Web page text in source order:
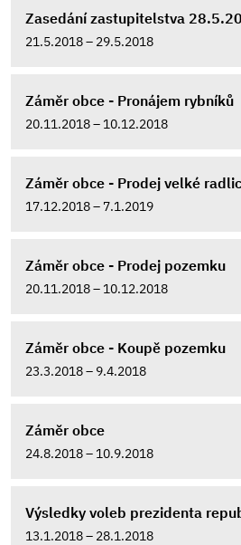
Zasedání zastupitelstva
21.5.2018 – 29.5.2018
Záměr obce - Pronájem rybníků
20.11.2018 – 10.12.2018
Záměr obce - Prodej velké
17.12.2018 – 7.1.2019
Záměr obce - Prodej pozemku
20.11.2018 – 10.12.2018
Záměr obce - Koupě pozemku
23.3.2018 – 9.4.2018
Záměr obce
24.8.2018 – 10.9.2018
Výsledky voleb prezidenta
13.1.2018 – 28.1.2018